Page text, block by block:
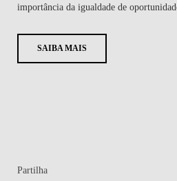
importância da igualdade de
SAIBA MAIS
Partilha